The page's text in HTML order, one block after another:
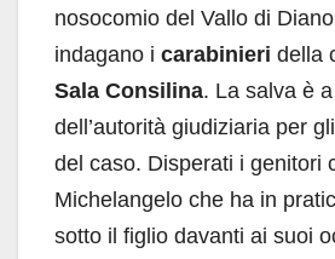
nosocomio del Vallo di
indagano i carabinieri della
Sala Consilina. La salva è
dell’autorità giudiziaria per
del caso. Disperati i genitori
Michelangelo che ha in
sotto il figlio davanti ai suoi